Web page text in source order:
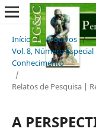
Início / Arquivos /
Vol. 8, Número
Conhecimento
/
Relatos de Pesquisa |
A